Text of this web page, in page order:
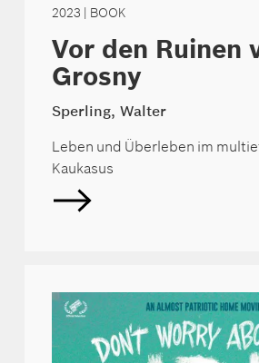
2023 | BOOK
Vor den Ruinen
Grosny
Sperling, Walter
Leben und Überleben im
Kaukasus